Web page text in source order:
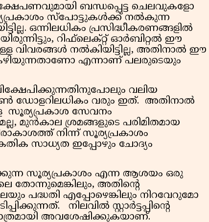
ബന്ധപ്പെട്ട ചെലവുകളോ
സ്‌പോട്ടുകള്‍ക്ക് നല്‍കുന്ന
ഒന്നിലധികം പ്രസിദ്ധീകരണങ്ങളില്‍
റിഫ്‌ലെക്റ്റ് ഓര്‍ബിറ്റല്‍ ഈ
വിവരങ്ങള്‍ നല്‍കിയിട്ടില്ല, അതിനാല്‍ ഈ
കഴിയുന്നതാണോ എന്നാണ് പലരുടെയും
വലിയ
ഡോളറിലധികം വരും ഇത്. അതിനാല്‍
സൂര്യപ്രകാശ സേവനം
മുന്‍കാല ശ്രമങ്ങളുടെ പരിമിതമായ
നിന്ന് സൂര്യപ്രകാശം
സാധ്യത ഇപ്പോഴും ചോദ്യം
സൂര്യപ്രകാശം എന്ന ആശയം ഒരു
അതിന്റെ
പദ്ധതി എപ്പോഴെങ്കിലും നിറവേറുമോ
നിലവില്‍ സ്റ്റാര്‍ട്ടപ്പിന്റെ
അവശേഷിക്കുകയാണ്.